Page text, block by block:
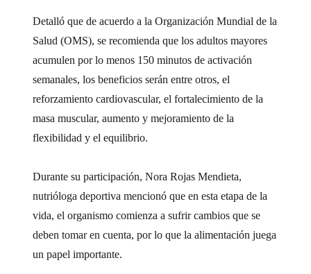
Detalló que de acuerdo a la Organización Mundial de la
Salud (OMS), se recomienda que los adultos mayores
acumulen por lo menos 150 minutos de activación
semanales, los beneficios serán entre otros, el
reforzamiento cardiovascular, el fortalecimiento de la
masa muscular, aumento y mejoramiento de la
flexibilidad y el equilibrio.
Durante su participación, Nora Rojas Mendieta,
nutrióloga deportiva mencionó que en esta etapa de la
vida, el organismo comienza a sufrir cambios que se
deben tomar en cuenta, por lo que la alimentación juega
un papel importante.